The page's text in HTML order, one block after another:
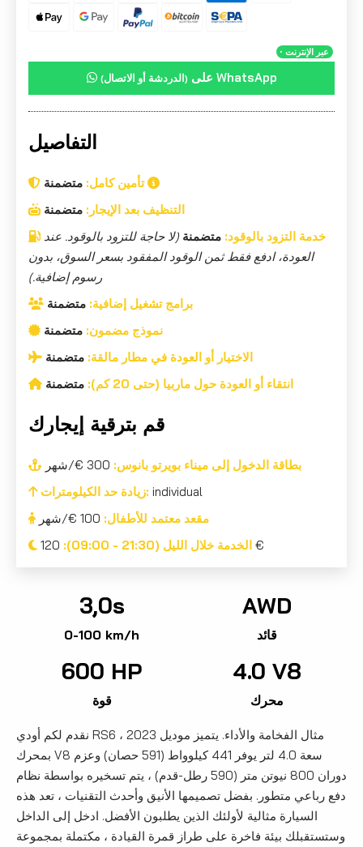
・عبر الإنترنت
(الدردشة أو الاتصال) على WhatsApp
التفاصيل
تأمين كامل: متضمنة
التنظيف بعد الإيجار: متضمنة
خدمة التزود بالوقود: متضمنة (لا حاجة للتزود بالوقود. عند
العودة، ادفع فقط ثمن الوقود المفقود بسعر السوق، بدون
رسوم إضافية.)
برامج تشغيل إضافية: متضمنة
نموذج مضمون: متضمنة
الاختيار أو العودة في مطار مالقة: متضمنة
انتقاء أو العودة حول ماربيا (حتى 20 كم):
متضمنة
قم بترقية إيجارك
بطاقة الدخول إلى ميناء بويرتو بانوس:
زيادة حد الكيلومترات: individual
مقعد معتمد للأطفال:
الخدمة خلال الليل (21:30 - 09:00): 120 €
3,0s
0-100 km/h
AWD
قائد
600 HP
قوة
4.0 V8
محرك
نقدم لكم أودي RS6 ، مثال الفخامة والأداء. يتميز موديل 2023
بمحرك V8 سعة 4.0 لتر يوفر 441 كيلوواط (591 حصان) وعزم
دوران 800 نيوتن متر (590 رطل-قدم) ، يتم تسخيره بواسطة نظام
دفع رباعي متطور. بفضل تصميمها الأنيق وأحدث التقنيات ، تعد هذه
السيارة مثالية لأولئك الذين يطلبون الأفضل. ادخل إلى الداخل
وستستقبلك بيئة فاخرة على طراز قمرة القيادة ، مكتملة بمجموعة